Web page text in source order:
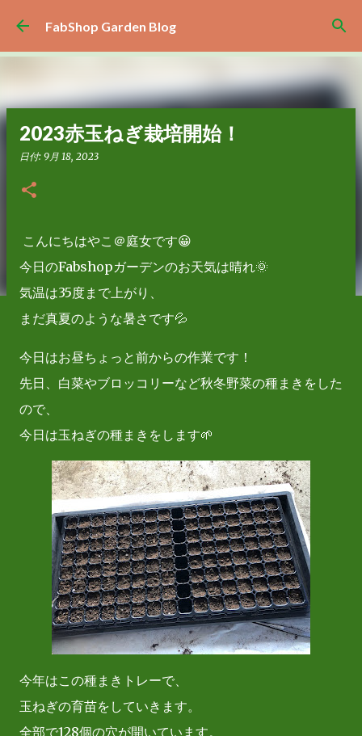
スキップしてメイン コンテンツに移動
FabShop Garden Blog
2023赤玉ねぎ栽培開始！
日付: 9月 18, 2023
こんにちはやこ＠庭女です😀
今日のFabshopガーデンのお天気は晴れ🌞
気温は35度まで上がり、
まだ真夏のような暑さです💦
今日はお昼ちょっと前からの作業です！
先日、白菜やブロッコリーなど秋冬野菜の種まきをした
ので、
今日は玉ねぎの種まきをします🌱
今年はこの種まきトレーで、
玉ねぎの育苗をしていきます。
全部で128個の穴が開いています。